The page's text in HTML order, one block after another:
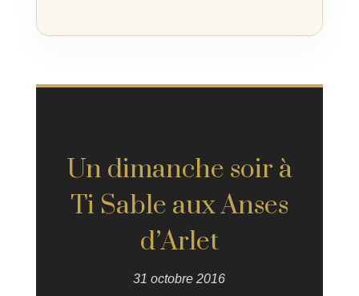
Un dimanche soir à
Ti Sable aux Anses
d’Arlet
31 octobre 2016